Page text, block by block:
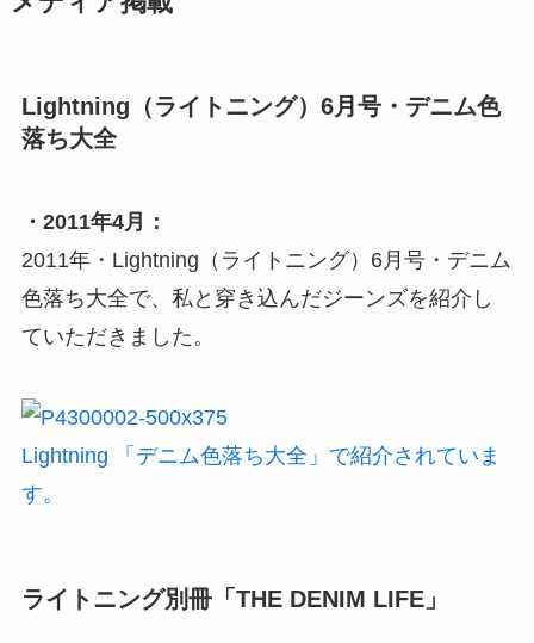
Lightning（ライトニング）6月号・デニム色
落ち大全
・2011年4月：
2011年・Lightning（ライトニング）6月号・デニム
色落ち大全で、私と穿き込んだジーンズを紹介し
ていただきました。
Lightning 「デニム色落ち大全」で紹介されていま
す。
ライトニング別冊「THE DENIM LIFE」